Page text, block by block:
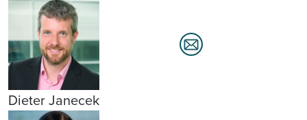
Dieter Janecek